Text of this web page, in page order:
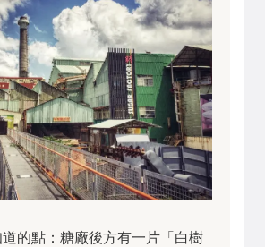
的點：糖廠後方有一片「白樹